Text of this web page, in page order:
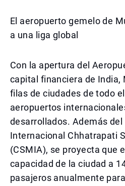
El aeropuerto gemelo de
a una liga global
Con la apertura del
capital financiera de India,
filas de ciudades de todo
aeropuertos
desarrollados. Además
Internacional Chhatrapati
(CSMIA), se proyecta que
capacidad de la ciudad a
pasajeros anualmente